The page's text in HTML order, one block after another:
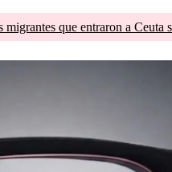
que entraron a Ceuta